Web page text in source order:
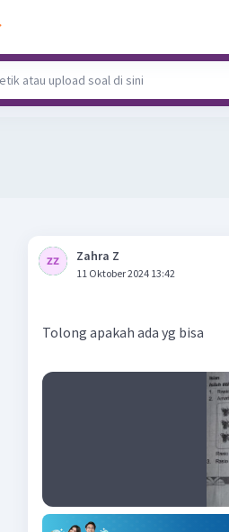
Zahra Z
11 Oktober 2024 13:42
Tolong apakah ada yg bisa